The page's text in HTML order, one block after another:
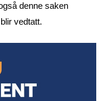
denne saken
vedtatt.